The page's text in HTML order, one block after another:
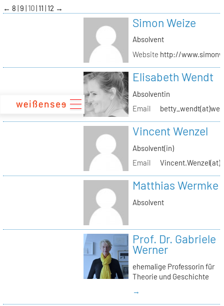
zum
Inhalt
← 8 9 10 11 12 →
Simon Weize
Absolvent
Website http://
Elisabeth Wendt
Absolventin
Email
Vincent Wenzel
Absolvent(in)
Email
Matthias Wermke
Absolvent
Prof. Dr. Gabriele
Werner
ehemalige Professorin für
Theorie und Geschichte
→